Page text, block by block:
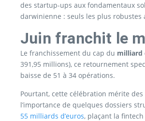
des startup-ups aux fondamentaux
darwinienne : seuls les plus
Juin franchit le
Le franchissement du cap du milliard
391,95 millions), ce retournement
baisse de 51 à 34 opérations.
Pourtant, cette célébration mérite
l’importance de quelques dossiers
55 milliards d’euros, plaçant la